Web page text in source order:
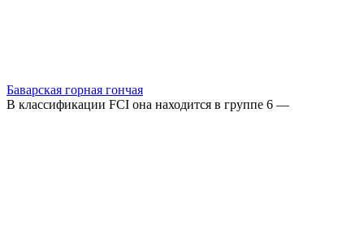
Баварская горная гончая
В классификации FCI она находится в группе 6 —